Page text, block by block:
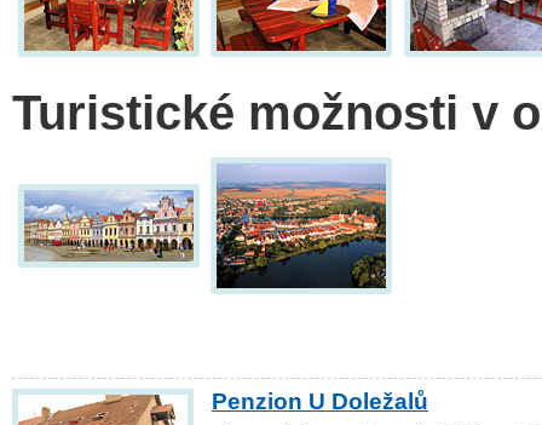
Turistické možnosti v
Penzion U Doležalů